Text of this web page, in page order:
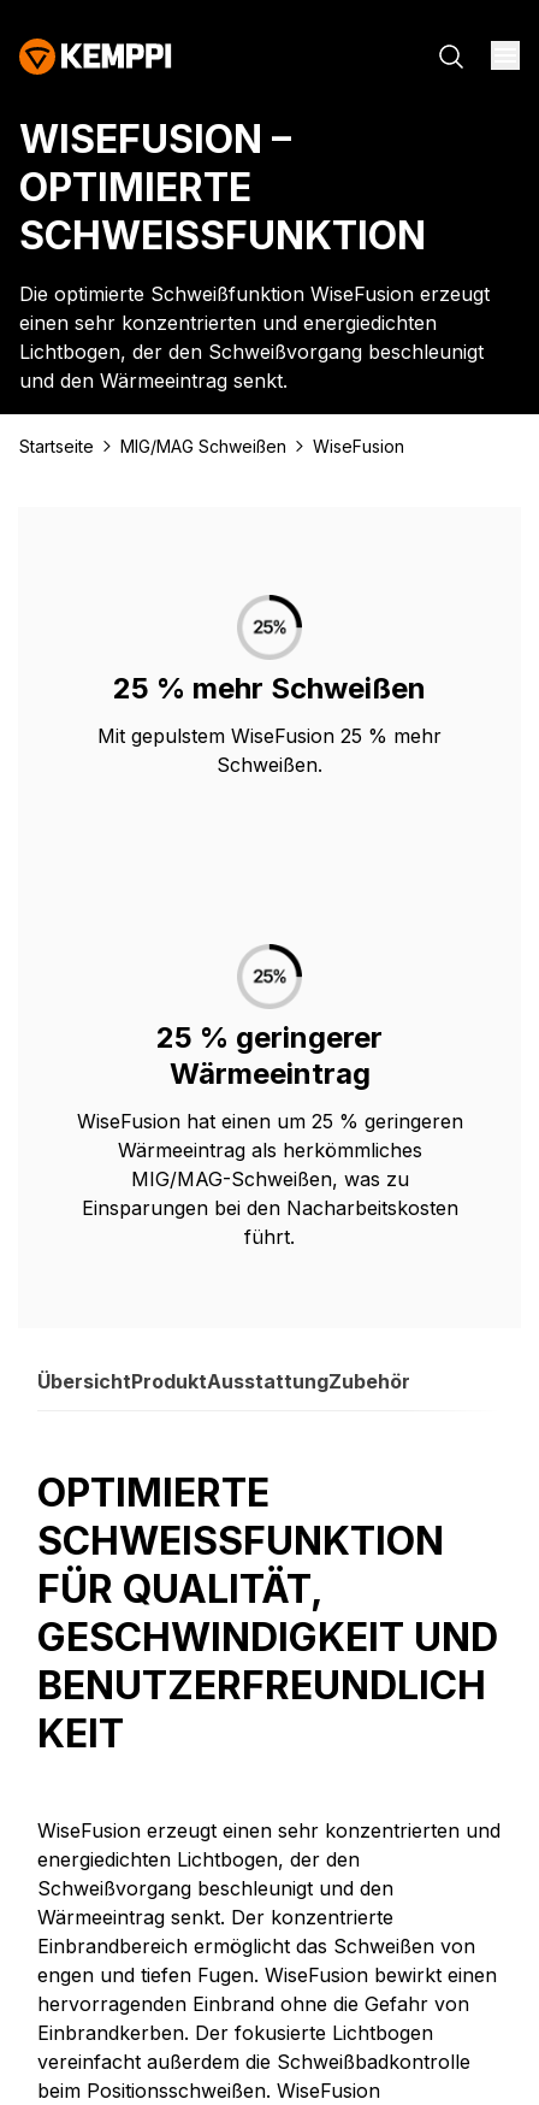
WISEFUSION –
OPTIMIERTE
SCHWEISSFUNKTION
Die optimierte Schweißfunktion WiseFusion erzeugt
einen sehr konzentrierten und energiedichten
Lichtbogen, der den Schweißvorgang beschleunigt
und den Wärmeeintrag senkt.
Startseite MIG/MAG Schweißen WiseFusion
25 % mehr Schweißen
Mit gepulstem WiseFusion 25 % mehr
Schweißen.
25 % geringerer
Wärmeeintrag
WiseFusion hat einen um 25 % geringeren
Wärmeeintrag als herkömmliches
MIG/MAG-Schweißen, was zu
Einsparungen bei den Nacharbeitskosten
führt.
ÜbersichtProduktAusstattungZubehör
OPTIMIERTE
SCHWEISSFUNKTION F
ÜR QUALITÄT, G
ESCHWINDIGKEIT UND B
ENUTZERFREUNDLICHK
EIT
WiseFusion erzeugt einen sehr konzentrierten und
energiedichten Lichtbogen, der den
Schweißvorgang beschleunigt und den
Wärmeeintrag senkt. Der konzentrierte
Einbrandbereich ermöglicht das Schweißen von
engen und tiefen Fugen. WiseFusion bewirkt einen
hervorragenden Einbrand ohne die Gefahr von
Einbrandkerben. Der fokusierte Lichtbogen
vereinfacht außerdem die Schweißbadkontrolle
beim Positionsschweißen. WiseFusion